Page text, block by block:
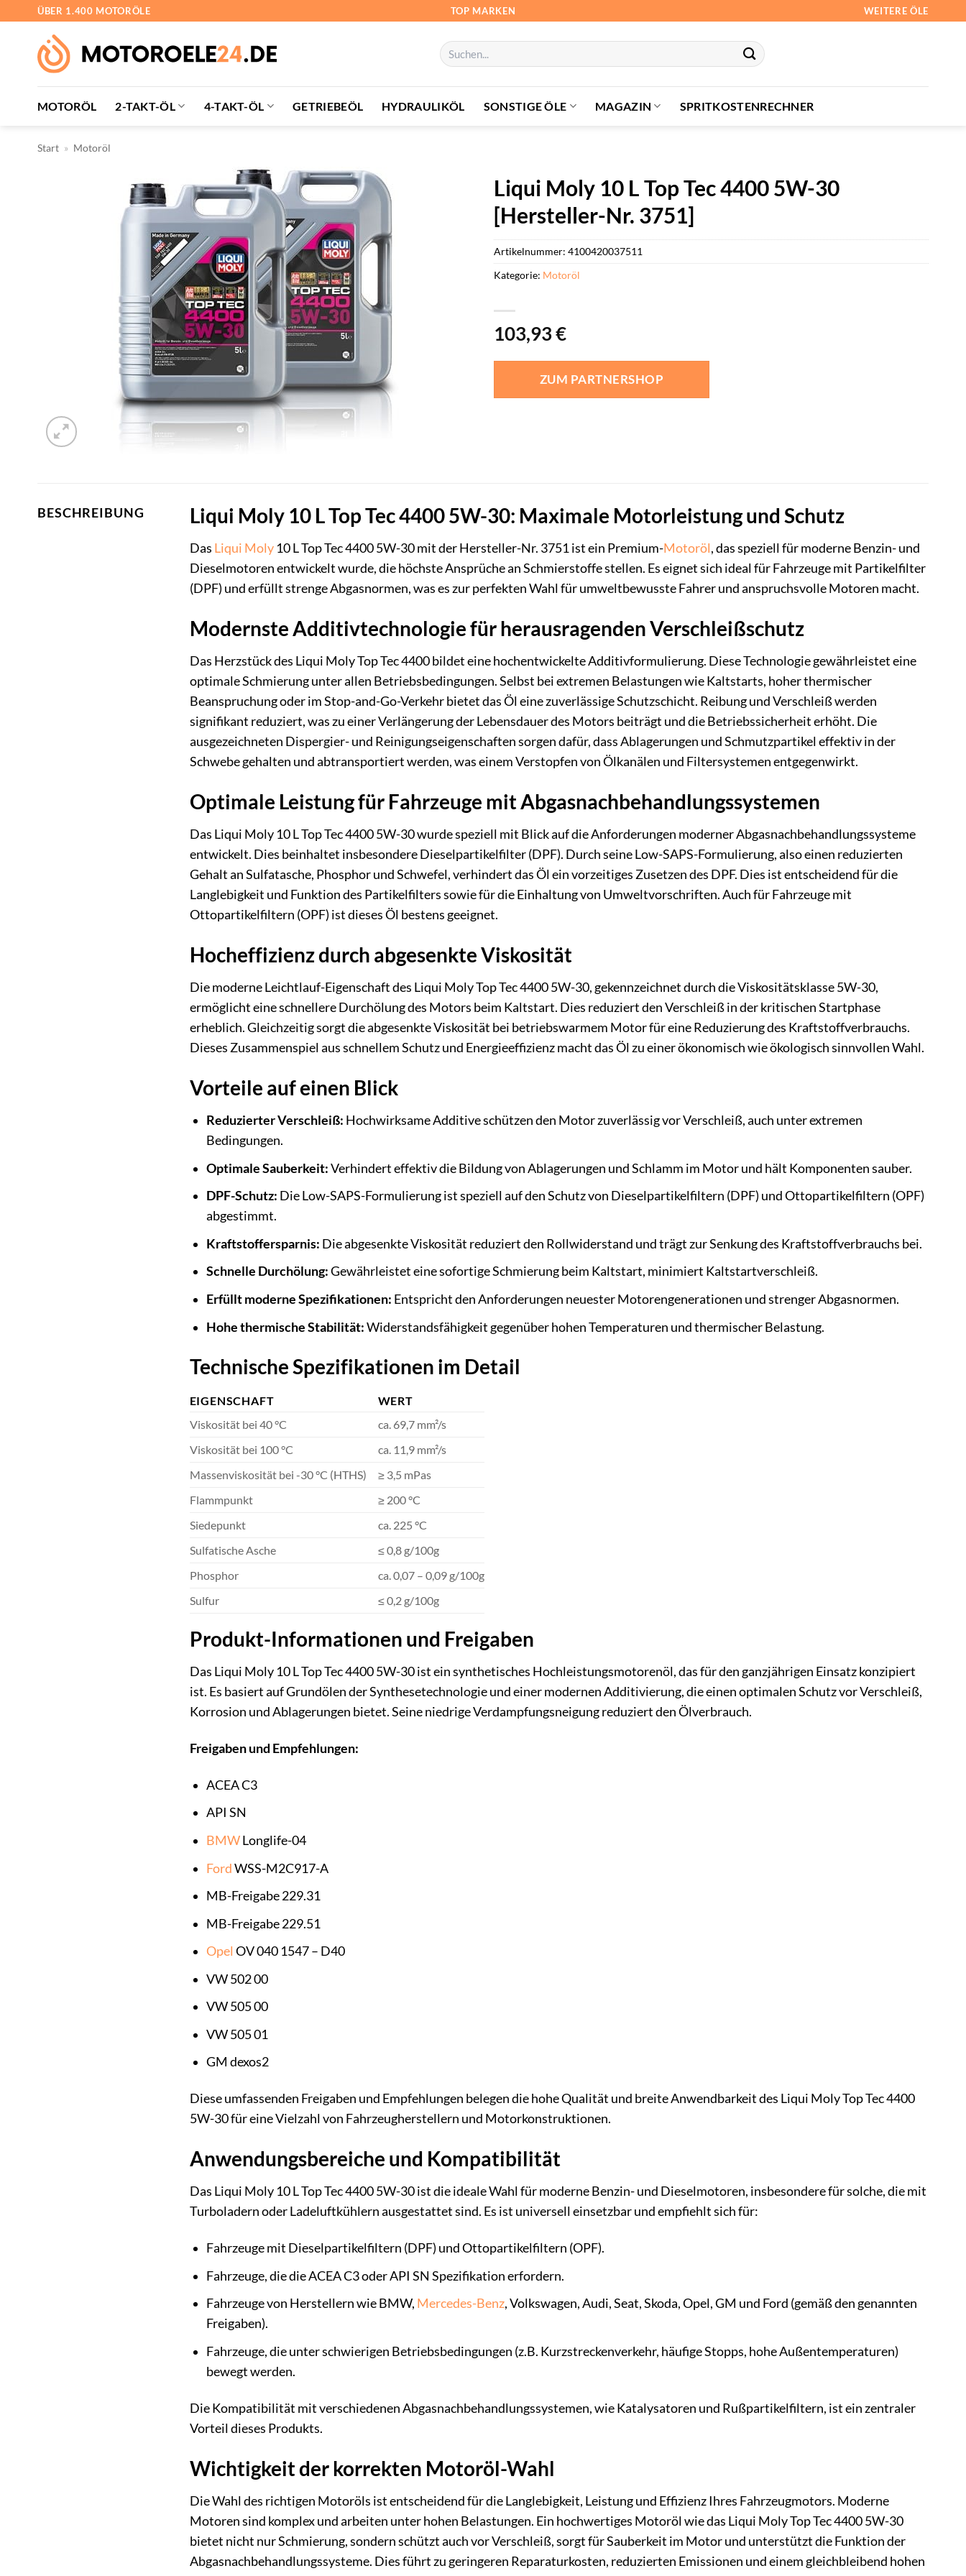
springen
ÜBER 1.400 MOTORÖLE TOP MARKEN WEITERE ÖLE
Suchen
nach:
MOTORÖL 2-TAKT-ÖL 4-TAKT-ÖL GETRIEBEÖL HYDRAULIKÖL SONSTIGE ÖLE MAGAZIN SPRITKOSTENRECHNER
Start » Motoröl
Liqui Moly 10 L Top Tec 4400 5W-30
[Hersteller-Nr. 3751]
103,93€
ZUM PARTNERSHOP
Artikelnummer: 4100420037511
Kategorie: Motoröl
BESCHREIBUNG Liqui Moly 10 L Top Tec 4400 5W-30: Maximale Motorleistung und Schutz
Das Liqui Moly10 L Top Tec 4400 5W-30 mit der Hersteller-Nr. 3751 ist ein Premium-Motoröl, das speziell für moderne Benzin- und
Dieselmotoren entwickelt wurde, die höchste Ansprüche an Schmierstoffe stellen. Es eignet sich ideal für Fahrzeuge mit Partikelfilter
(DPF) und erfüllt strenge Abgasnormen, was es zur perfekten Wahl für umweltbewusste Fahrer und anspruchsvolle Motoren macht.
Modernste Additivtechnologie für herausragenden Verschleißschutz
Das Herzstück des Liqui Moly Top Tec 4400 bildet eine hochentwickelte Additivformulierung. Diese Technologie gewährleistet eine
optimale Schmierung unter allen Betriebsbedingungen. Selbst bei extremen Belastungen wie Kaltstarts, hoher thermischer
Beanspruchung oder im Stop-and-Go-Verkehr bietet das Öl eine zuverlässige Schutzschicht. Reibung und Verschleiß werden
signifikant reduziert, was zu einer Verlängerung der Lebensdauer des Motors beiträgt und die Betriebssicherheit erhöht. Die
ausgezeichneten Dispergier- und Reinigungseigenschaften sorgen dafür, dass Ablagerungen und Schmutzpartikel effektiv in der
Schwebe gehalten und abtransportiert werden, was einem Verstopfen von Ölkanälen und Filtersystemen entgegenwirkt.
Optimale Leistung für Fahrzeuge mit Abgasnachbehandlungssystemen
Das Liqui Moly 10 L Top Tec 4400 5W-30 wurde speziell mit Blick auf die Anforderungen moderner Abgasnachbehandlungssysteme
entwickelt. Dies beinhaltet insbesondere Dieselpartikelfilter (DPF). Durch seine Low-SAPS-Formulierung, also einen reduzierten
Gehalt an Sulfatasche, Phosphor und Schwefel, verhindert das Öl ein vorzeitiges Zusetzen des DPF. Dies ist entscheidend für die
Langlebigkeit und Funktion des Partikelfilters sowie für die Einhaltung von Umweltvorschriften. Auch für Fahrzeuge mit
Ottopartikelfiltern (OPF) ist dieses Öl bestens geeignet.
Hocheffizienz durch abgesenkte Viskosität
Die moderne Leichtlauf-Eigenschaft des Liqui Moly Top Tec 4400 5W-30, gekennzeichnet durch die Viskositätsklasse 5W-30,
ermöglicht eine schnellere Durchölung des Motors beim Kaltstart. Dies reduziert den Verschleiß in der kritischen Startphase
erheblich. Gleichzeitig sorgt die abgesenkte Viskosität bei betriebswarmem Motor für eine Reduzierung des Kraftstoffverbrauchs.
Dieses Zusammenspiel aus schnellem Schutz und Energieeffizienz macht das Öl zu einer ökonomisch wie ökologisch sinnvollen Wahl.
Vorteile auf einen Blick
Reduzierter Verschleiß: Hochwirksame Additive schützen den Motor zuverlässig vor Verschleiß, auch unter extremen
Bedingungen.
Optimale Sauberkeit:Verhindert effektiv die Bildung von Ablagerungen und Schlamm im Motor und hält Komponenten sauber.
DPF-Schutz: Die Low-SAPS-Formulierung ist speziell auf den Schutz von Dieselpartikelfiltern (DPF) und Ottopartikelfiltern (OPF)
abgestimmt.
Kraftstoffersparnis: Die abgesenkte Viskosität reduziert den Rollwiderstand und trägt zur Senkung des Kraftstoffverbrauchs bei.
Schnelle Durchölung:Gewährleistet eine sofortige Schmierung beim Kaltstart, minimiert Kaltstartverschleiß.
Erfüllt moderne Spezifikationen: Entspricht den Anforderungen neuester Motorengenerationen und strenger Abgasnormen.
Hohe thermische Stabilität:Widerstandsfähigkeit gegenüber hohen Temperaturen und thermischer Belastung.
Technische Spezifikationen im Detail
EIGENSCHAFT
WERT
Viskosität bei 40 °C
ca. 69,7 mm²/s
Viskosität bei 100 °C
ca. 11,9 mm²/s
Massenviskosität bei -30 °C (HTHS)
≥ 3,5 mPas
Flammpunkt
≥ 200 °C
Siedepunkt
ca. 225 °C
Sulfatische Asche
≤ 0,8 g/100g
Phosphor
ca. 0,07 – 0,09 g/100g
Sulfur
≤ 0,2 g/100g
Produkt-Informationen und Freigaben
Das Liqui Moly 10 L Top Tec 4400 5W-30 ist ein synthetisches Hochleistungsmotorenöl, das für den ganzjährigen Einsatz konzipiert
ist. Es basiert auf Grundölen der Synthesetechnologie und einer modernen Additivierung, die einen optimalen Schutz vor Verschleiß,
Korrosion und Ablagerungen bietet. Seine niedrige Verdampfungsneigung reduziert den Ölverbrauch.
Freigaben und Empfehlungen:
ACEA C3
API SN
BMWLonglife-04
FordWSS-M2C917-A
MB-Freigabe 229.31
MB-Freigabe 229.51
Opel OV 040 1547 – D40
VW 502 00
VW 505 00
VW 505 01
GM dexos2
Diese umfassenden Freigaben und Empfehlungen belegen die hohe Qualität und breite Anwendbarkeit des Liqui Moly Top Tec 4400
5W-30 für eine Vielzahl von Fahrzeugherstellern und Motorkonstruktionen.
Anwendungsbereiche und Kompatibilität
Das Liqui Moly 10 L Top Tec 4400 5W-30 ist die ideale Wahl für moderne Benzin- und Dieselmotoren, insbesondere für solche, die mit
Turboladern oder Ladeluftkühlern ausgestattet sind. Es ist universell einsetzbar und empfiehlt sich für:
Fahrzeuge mit Dieselpartikelfiltern (DPF) und Ottopartikelfiltern (OPF).
Fahrzeuge, die die ACEA C3 oder API SN Spezifikation erfordern.
Fahrzeuge von Herstellern wie BMW, Mercedes-Benz, Volkswagen, Audi, Seat, Skoda, Opel, GM und Ford (gemäß den genannten
Freigaben).
Fahrzeuge, die unter schwierigen Betriebsbedingungen (z.B. Kurzstreckenverkehr, häufige Stopps, hohe Außentemperaturen)
bewegt werden.
Die Kompatibilität mit verschiedenen Abgasnachbehandlungssystemen, wie Katalysatoren und Rußpartikelfiltern, ist ein zentraler
Vorteil dieses Produkts.
Wichtigkeit der korrekten Motoröl-Wahl
Die Wahl des richtigen Motoröls ist entscheidend für die Langlebigkeit, Leistung und Effizienz Ihres Fahrzeugmotors. Moderne
Motoren sind komplex und arbeiten unter hohen Belastungen. Ein hochwertiges Motoröl wie das Liqui Moly Top Tec 4400 5W-30
bietet nicht nur Schmierung, sondern schützt auch vor Verschleiß, sorgt für Sauberkeit im Motor und unterstützt die Funktion der
Abgasnachbehandlungssysteme. Dies führt zu geringeren Reparaturkosten, reduzierten Emissionen und einem gleichbleibend hohen